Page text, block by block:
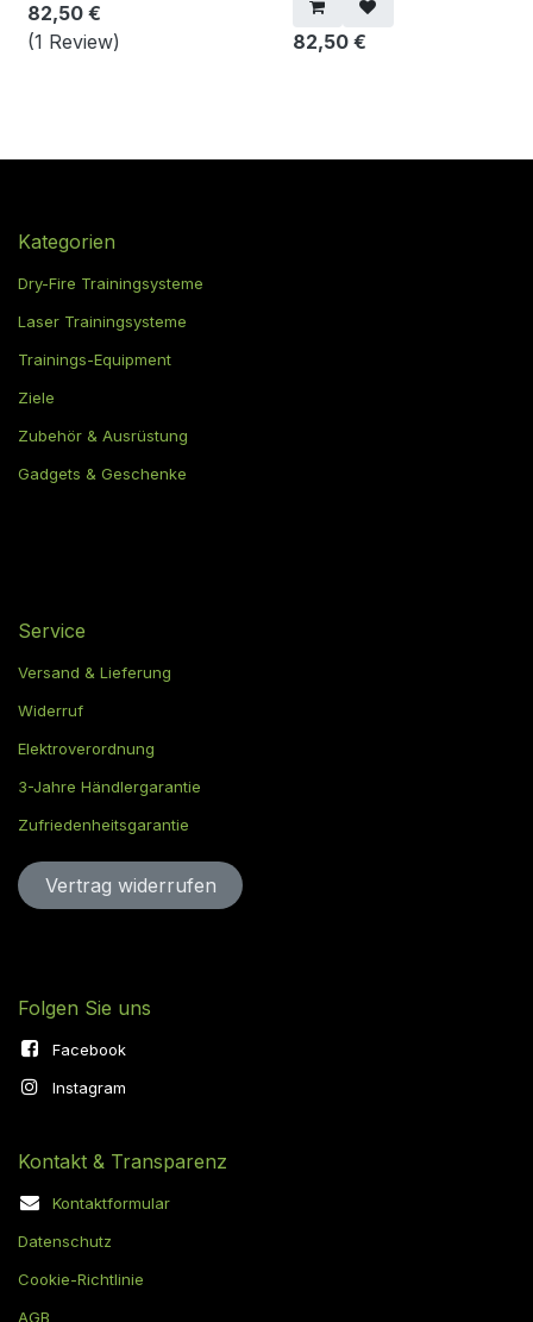
82,50 €
(1 Review)
82,50€
Kategorien
Dry-Fire Trainingsysteme
Laser Trainingsysteme
Trainings-Equipment
Ziele
Zubehör & Ausrüstung
Gadgets & Geschenke
Service
Versand & Lieferung
Widerruf
Elektroverordnung
3-Jahre Händlergarantie
Zufriedenheitsgarantie
Vertrag widerru​​​​​​​​​​fen
Folgen Sie uns
Facebook
Instagram
Kontakt & Transparenz
Kontaktformular
Datenschutz
Cookie-Richtlinie
AGB